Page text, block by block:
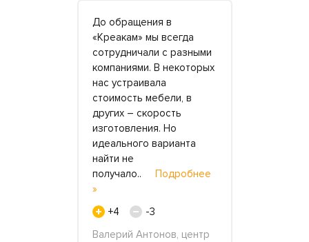
До обращения в
«Креакам» мы всегда
сотрудничали с разными
компаниями. В некоторых
нас устраивала
стоимость мебели, в
других – скорость
изготовления. Но
идеального варианта
найти не
получало.. Подробнее
»
+4
-3
Валерий Антонов, центр